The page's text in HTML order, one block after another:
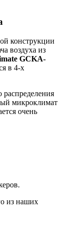
конструкции
воздуха из
GCKA-
в 4-х
распределения
микроклимат
очень
из наших